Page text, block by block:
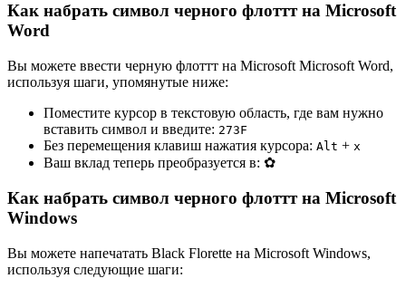
Как набрать символ черного флоттт на Microsoft
Word
Вы можете ввести черную флоттт на Microsoft Microsoft Word,
используя шаги, упомянутые ниже:
Поместите курсор в текстовую область, где вам нужно
вставить символ и введите: 273F
Без перемещения клавиш нажатия курсора: Alt + x
Ваш вклад теперь преобразуется в: ✿
Как набрать символ черного флоттт на Microsoft
Windows
Вы можете напечатать Black Florette на Microsoft Windows,
используя следующие шаги: